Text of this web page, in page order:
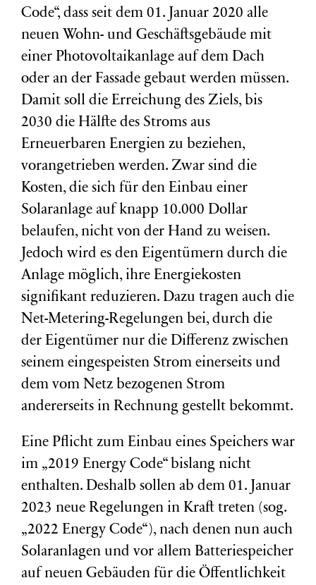
Code“, dass seit dem 01. Januar 2020 alle
neuen Wohn- und Geschäftsgebäude mit
einer Photovoltaikanlage auf dem Dach
oder an der Fassade gebaut werden müssen.
Damit soll die Erreichung des Ziels, bis
2030 die Hälfte des Stroms aus
Erneuerbaren Energien zu beziehen,
vorangetrieben werden. Zwar sind die
Kosten, die sich für den Einbau einer
Solaranlage auf knapp 10.000 Dollar
belaufen, nicht von der Hand zu weisen.
Jedoch wird es den Eigentümern durch die
Anlage möglich, ihre Energiekosten
signifikant reduzieren. Dazu tragen auch die
Net-Metering-Regelungen bei, durch die
der Eigentümer nur die Differenz zwischen
seinem eingespeisten Strom einerseits und
dem vom Netz bezogenen Strom
andererseits in Rechnung gestellt bekommt.
Eine Pflicht zum Einbau eines Speichers war
im „2019 Energy Code“ bislang nicht
enthalten. Deshalb sollen ab dem 01. Januar
2023 neue Regelungen in Kraft treten (sog.
„2022 Energy Code“), nach denen nun auch
Solaranlagen und vor allem Batteriespeicher
auf neuen Gebäuden für die Öffentlichkeit